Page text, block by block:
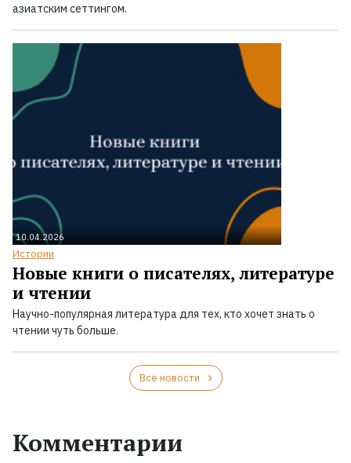
азиатским сеттингом.
10.04.2026
Истории
Новые книги о писателях, литературе
и чтении
Научно-популярная литература для тех, кто хочет знать о
чтении чуть больше.
Все новости
Комментарии